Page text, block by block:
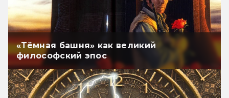
«Тёмная башня» как великий
философский эпос